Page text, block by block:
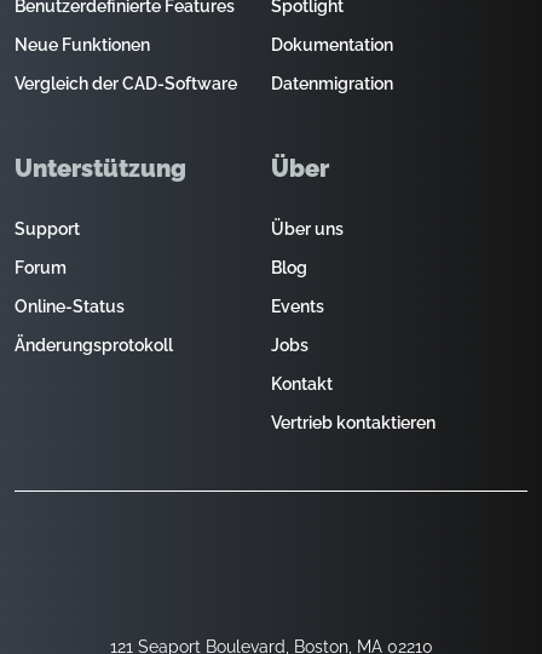
121 Seaport Boulevard, Boston, MA 02210
Benutzerdefinierte Features
Neue Funktionen
Vergleich der CAD-Software
Spotlight
Dokumentation
Datenmigration
Unterstützung
Support
Forum
Online-Status
Änderungsprotokoll
Über
Über uns
Blog
Events
Jobs
Kontakt
Vertrieb kontaktieren